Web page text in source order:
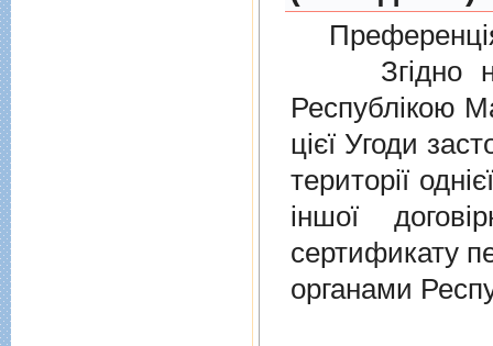
Згідно
Республікою
цієї Угоди
території
іншої
сертификату
органами